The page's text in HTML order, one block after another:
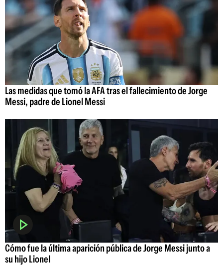
Las medidas que tomó la AFA tras el fallecimiento de Jorge
Messi, padre de Lionel Messi
Cómo fue la última aparición pública de Jorge Messi junto a
su hijo Lionel